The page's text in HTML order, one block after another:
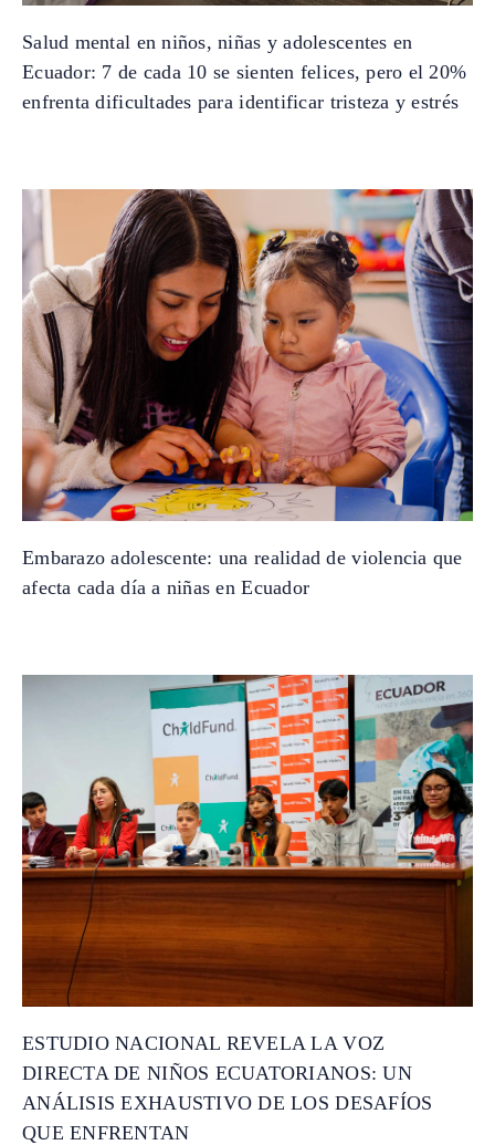
Salud mental en niños, niñas y adolescentes en
Ecuador: 7 de cada 10 se sienten felices, pero el 20%
enfrenta dificultades para identificar tristeza y estrés
Embarazo adolescente: una realidad de violencia que
afecta cada día a niñas en Ecuador
ESTUDIO NACIONAL REVELA LA VOZ
DIRECTA DE NIÑOS ECUATORIANOS: UN
ANÁLISIS EXHAUSTIVO DE LOS DESAFÍOS
QUE ENFRENTAN